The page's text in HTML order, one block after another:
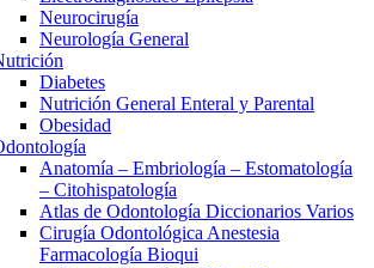
Neurocirugía
Neurología General
Diabetes
Nutrición General Enteral y Parental
Obesidad
Anatomía – Embriología – Estomatología
– Citohispatología
Atlas de Odontología Diccionarios Varios
Cirugía Odontológica Anestesia
Farmacología Bioqui